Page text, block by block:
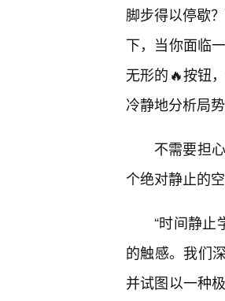
脚步得以停歇
下，当你面临
无形的🔥按钮
冷静地分析局
不需要担
个绝对静止的
“时间静止
的触感。我们
并试图以一种